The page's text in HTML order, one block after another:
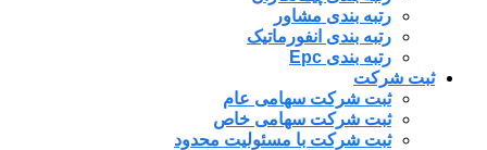
رتبه بندی مشاور
رتبه بندی انفورماتیک
رتبه بندی Epc
ثبت شرکت
ثبت شرکت سهامی عام
ثبت شرکت سهامی خاص
ثبت شرکت با مسئولیت محدود